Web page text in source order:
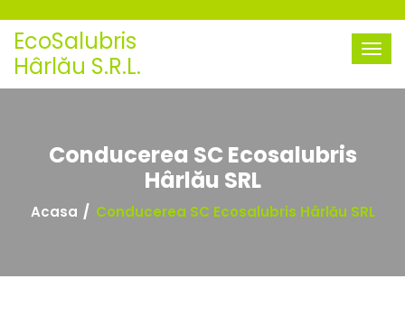
EcoSalubris
Hârlău S.R.L.
Conducerea SC Ecosalubris
Hârlău SRL
Acasa Conducerea SC Ecosalubris Hârlău SRL